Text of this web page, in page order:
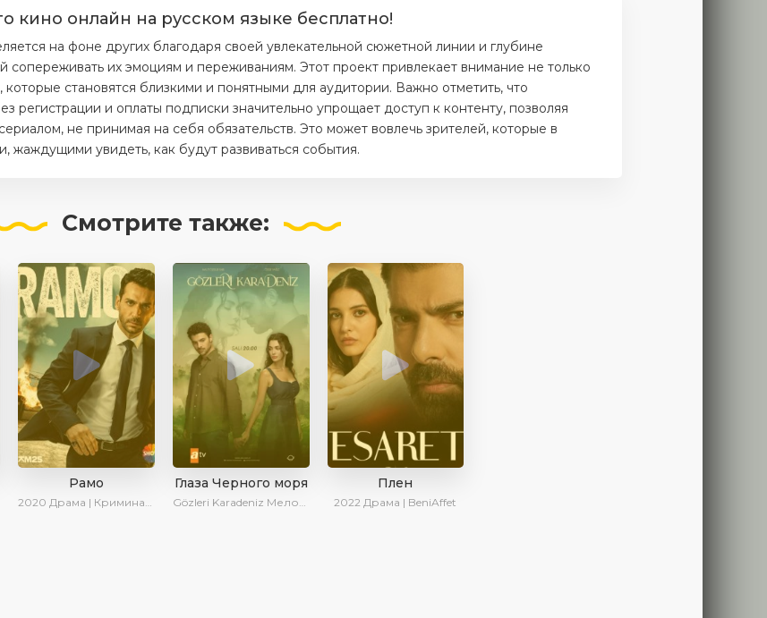
кино онлайн на русском языке бесплатно!
на фоне других благодаря своей увлекательной сюжетной линии и глубине
сопереживать их эмоциям и переживаниям. Этот проект привлекает внимание не только
становятся близкими и понятными для аудитории. Важно отметить, что
регистрации и оплаты подписки значительно упрощает доступ к контенту, позволяя
не принимая на себя обязательств. Это может вовлечь зрителей, которые в
увидеть, как будут развиваться события.
Смотрите также:
Рамо
2020 Драма | Криминал | SesDizi | Ирина Котова
Глаза Черного моря
Gözleri Karadeniz Мелодрама | Драма | Новинки | Сериалы 2025
Плен
2022 Драма | BeniAffet